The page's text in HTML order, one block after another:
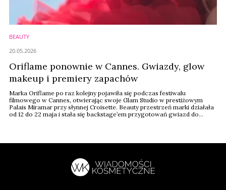
BEAUTY
Oriflame ponownie w Cannes. Gwiazdy, glow
makeup i premiery zapachów
Marka Oriflame po raz kolejny pojawiła się podczas festiwalu
filmowego w Cannes, otwierając swoje Glam Studio w prestiżowym
Palais Miramar przy słynnej Croisette. Beauty przestrzeń marki działała
od 12 do 22 maja i stała się backstage’em przygotowań gwiazd do
20.05.2026